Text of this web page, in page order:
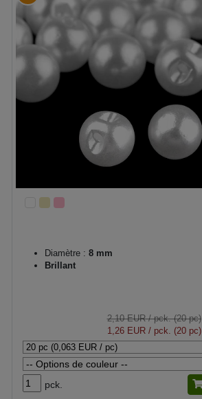
Diamètre : 8 mm
Brillant
2,10 EUR/ pck. (20 pc)
1,26 EUR/ pck. (20 pc)
pck.